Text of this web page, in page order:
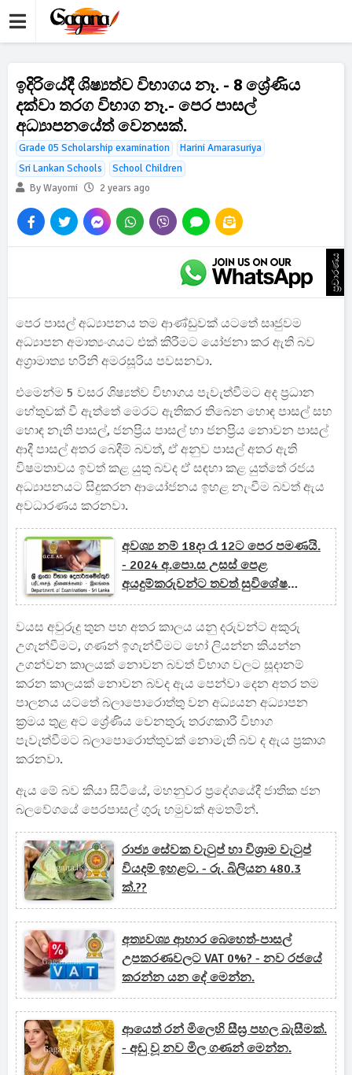
ඉදිරියේදී ශිෂ්‍යත්ව විභාගය නෑ. - 8 ශ්‍රේණිය
දක්වා තරග විභාග නෑ.- පෙර පාසල්
අධ්‍යාපනයේත් වෙනසක්.
Grade 05 Scholarship examination
Harini Amarasuriya
Sri Lankan Schools
School Children
By Wayomi
2 years ago
ප්‍රචාරණය
පෙර පාසල් අධ්‍යාපනය තම ආණ්ඩුවක් යටතේ සෘජුවම
අධ්‍යාපන අමාත්‍යංශයට එක් කිරීමට යෝජනා කර ඇති බව
අග්‍රාමාත්‍ය හරිනි අමරසූරිය පවසනවා.
එමෙන්ම 5 වසර ශිෂ්‍යත්ව විභාගය පැවැත්වීමට අද ප්‍රධාන
හේතුවක් වී ඇත්තේ මෙරට ඇතිකර තිබෙන හොඳ පාසල් සහ
හොඳ නැති පාසල්, ජනප්‍රිය පාසල් හා ජනප්‍රිය නොවන පාසල්
ආදී පාසල් අතර බෙදීම් බවත්, ඒ අනුව පාසල් අතර ඇති
විෂමතාවය ඉවත් කළ යුතු බවද ඒ සඳහා කළ යුත්තේ රජය
අධ්‍යාපනයට සිදුකරන ආයෝජනය ඉහළ නැංවීම බවත් ඇය
අවධාරණය කරනවා.
අවශ්‍ය නම් 18දා රෑ 12ට පෙර පමණයි.
- 2024 අ.පො.ස උසස් පෙළ
අයදුම්කරුවන්ට තවත් සුවිශේෂ
දැනුම්දීමක්.
වයස අවුරුදු තුන පහ අතර කාලය යනු දරුවන්ට අකුරු
උගැන්වීමට, ගණන් ඉගැන්වීමට හෝ ලියන්න කියන්න
උගන්වන කාලයක් නොවන බවත් විභාග වලට සූදානම්
කරන කාලයක් නොවන බවද ඇය පෙන්වා දෙන අතර තම
පාලනය යටතේ බලාපොරොත්තු වන අධ්‍යයන අධ්‍යාපන
ක්‍රමය තුළ අට ශ්‍රේණිය වෙනතුරු තරගකාරී විභාග
පැවැත්වීමට බලාපොරොත්තුවක් නොමැති බව ද ඇය ප්‍රකාශ
කරනවා.
ඇය මේ බව කියා සිටියේ, මහනුවර ප්‍රදේශයේදී ජාතික ජන
බලවේගයේ පෙරපාසල් ගුරු හමුවක් අමතමින්.
රාජ්‍ය සේවක වැටුප් හා විශ්‍රාම වැටුප්
වියදම් ඉහළට. - රු. බිලියන 480.3
ක්.??
අත්‍යවශ්‍ය ආහාර බෙහෙත්-පාසල්
උපකරණවලට VAT 0%? - නව රජයේ
කරන්න යන දේ මෙන්න.
ආයෙත් රන් මිලෙහි සීඝ්‍ර පහල බැසීමක්.
- අඩු වූ නව මිල ගණන් මෙන්න.